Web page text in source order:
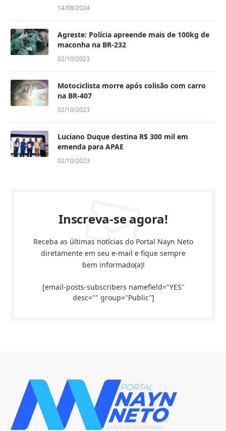
14/08/2024
Agreste: Polícia apreende mais de 100kg de
maconha na BR-232
02/10/2023
Motociclista morre após colisão com carro
na BR-407
02/10/2023
Luciano Duque destina R$ 300 mil em
emenda para APAE
02/10/2023
Inscreva-se agora!
Receba as últimas notícias do Portal Nayn Neto
diretamente em seu e-mail e fique sempre
bem informado(a)!
[email-posts-subscribers namefield="YES"
desc="" group="Public"]